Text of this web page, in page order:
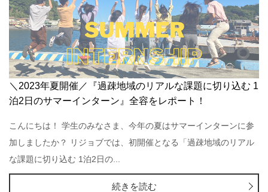
＼2023年夏開催／『過疎地域のリアルな課題に切り込む 1
泊2日のサマーインターン』全容をレポート！
こんにちは！ 学生のみなさま、今年の夏はサマーインターンに参
加しましたか？ リジョブでは、初開催となる「過疎地域のリアル
な課題に切り込む 1泊2日の...
続きを読む